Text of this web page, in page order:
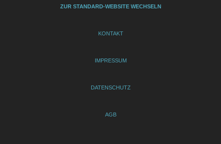
ZUR STANDARD-WEBSITE WECHSELN
KONTAKT
IMPRESSUM
DATENSCHUTZ
AGB